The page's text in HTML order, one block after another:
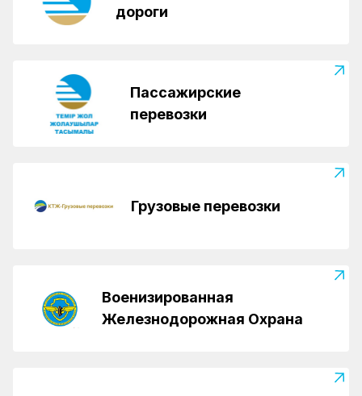
дороги
Пассажирские
перевозки
Грузовые перевозки
Военизированная
Железнодорожная Охрана